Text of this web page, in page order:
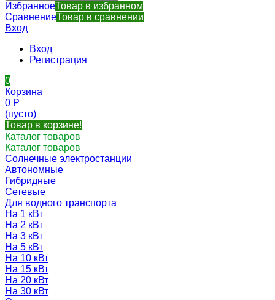
ИзбранноеТовар в избранном
СравнениеТовар в сравнении
Вход
Вход
Регистрация
0
Корзина
0 Р
(пусто)
Товар в корзине!
Каталог товаров
Каталог товаров
Солнечные электростанции
Автономные
Гибридные
Сетевые
Для водного транспорта
На 1 кВт
На 2 кВт
На 3 кВт
На 5 кВт
На 10 кВт
На 15 кВт
На 20 кВт
На 30 кВт